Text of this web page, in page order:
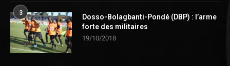
3
Dosso-Bolagbanti-Pondé (DBP) : l’arme
forte des militaires
19/10/2018